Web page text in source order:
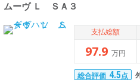
ムーヴ Ｌ ＳＡ３
支払総額
97.9 万円
総合評価 4.5点